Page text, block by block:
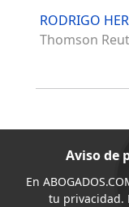
RODRIGO
Thomson
Aviso de
En
tu privacidad.